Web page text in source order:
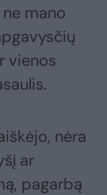
mano
vienos
nėra
ar
pagarbą